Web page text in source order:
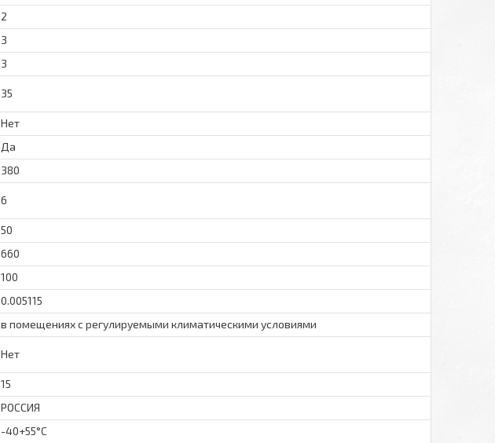
2
3
3
35
Нет
Да
380
6
50
660
100
0.005115
в помещениях с регулируемыми климатическими условиями
Нет
15
РОССИЯ
-40+55°C